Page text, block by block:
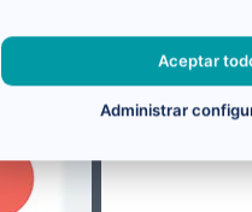
Aceptar
Administrar